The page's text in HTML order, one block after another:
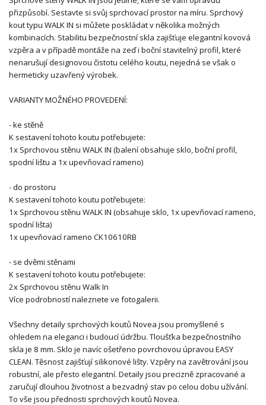
přizpůsobí. Sestavte si svůj sprchovací prostor na míru. Sprchový
kout typu WALK IN si můžete poskládat v několika možných
kombinacích. Stabilitu bezpečnostní skla zajišťuje elegantní kovová
vzpěra a v případě montáže na zeď i boční stavitelný profil, které
nenarušují designovou čistotu celého koutu, nejedná se však o
hermeticky uzavřený výrobek.
VARIANTY MOŽNÉHO PROVEDENÍ:
- ke stěně
K sestavení tohoto koutu potřebujete:
1x Sprchovou stěnu WALK IN (balení obsahuje sklo, boční profil,
spodní lištu a 1x upevňovací rameno)
- do prostoru
K sestavení tohoto koutu potřebujete:
1x Sprchovou stěnu WALK IN (obsahuje sklo, 1x upevňovací rameno,
spodní lišta)
1x upevňovací rameno CK10610RB
- se dvěmi stěnami
K sestavení tohoto koutu potřebujete:
2x Sprchovou stěnu Walk In
Více podrobností naleznete ve fotogalerii.
Všechny detaily sprchových koutů Novea jsou promyšlené s
ohledem na eleganci i budoucí údržbu. Tloušťka bezpečnostního
skla je 8 mm. Sklo je navíc ošetřeno povrchovou úpravou EASY
CLEAN. Těsnost zajišťují silikonové lišty. Vzpěry na zavětrování jsou
robustní, ale přesto elegantní. Detaily jsou precizně zpracované a
zaručují dlouhou životnost a bezvadný stav po celou dobu užívání.
To vše jsou přednosti sprchových koutů Novea.